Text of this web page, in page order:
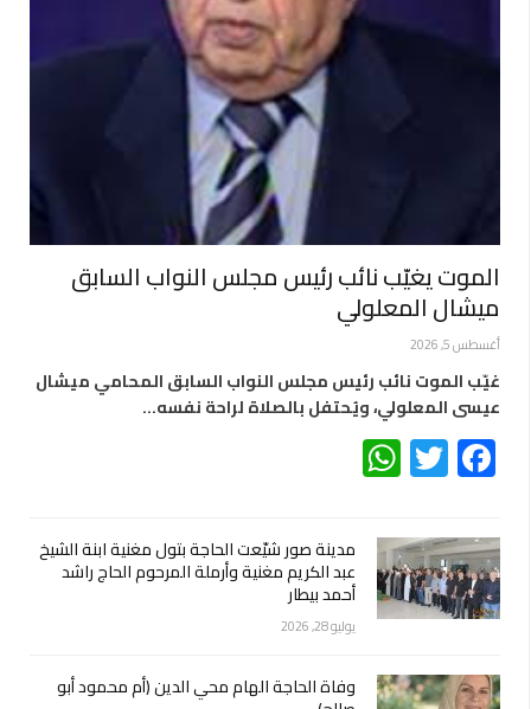
الموت يغيّب نائب رئيس مجلس النواب السابق
ميشال المعلولي
أغسطس 5, 2026
غيّب الموت نائب رئيس مجلس النواب السابق المحامي ميشال
عيسى المعلولي، ويُحتفل بالصلاة لراحة نفسه…
Facebook
Twitter
مدينة صور شيّعت الحاجة بتول مغنية ابنة الشيخ
عبد الكريم مغنية وأرملة المرحوم الحاج راشد
أحمد بيطار
يوليو 28, 2026
وفاة الحاجة الهام محي الدين (أم محمود أبو